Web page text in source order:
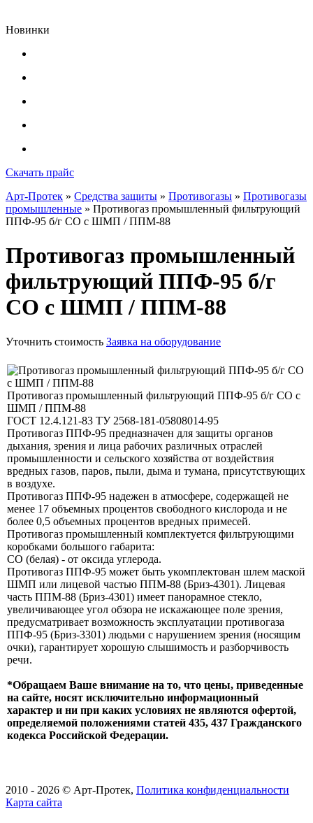
Новинки
Скачать прайс
Арт-Протек » Средства защиты » Противогазы » Противогазы
промышленные » Противогаз промышленный фильтрующий
ППФ-95 б/г СО с ШМП / ППМ-88
Противогаз промышленный
фильтрующий ППФ-95 б/г
СО с ШМП / ППМ-88
Уточнить стоимость Заявка на оборудование
Противогаз промышленный фильтрующий ППФ-95 б/г СО с
ШМП / ППМ-88
ГОСТ 12.4.121-83 ТУ 2568-181-05808014-95
Противогаз ППФ-95 предназначен для защиты органов
дыхания, зрения и лица рабочих различных отраслей
промышленности и сельского хозяйства от воздействия
вредных газов, паров, пыли, дыма и тумана, присутствующих
в воздухе.
Противогаз ППФ-95 надежен в атмосфере, содержащей не
менее 17 объемных процентов свободного кислорода и не
более 0,5 объемных процентов вредных примесей.
Противогаз промышленный комплектуется фильтрующими
коробками большого габарита:
СО (белая) - от оксида углерода.
Противогаз ППФ-95 может быть укомплектован шлем маской
ШМП или лицевой частью ППМ-88 (Бриз-4301). Лицевая
часть ППМ-88 (Бриз-4301) имеет панорамное стекло,
увеличивающее угол обзора не искажающее поле зрения,
предусматривает возможность эксплуатации противогаза
ППФ-95 (Бриз-3301) людьми с нарушением зрения (носящим
очки), гарантирует хорошую слышимость и разборчивость
речи.
*Обращаем Ваше внимание на то, что цены, приведенные
на сайте, носят исключительно информационный
характер и ни при каких условиях не являются офертой,
определяемой положениями статей 435, 437 Гражданского
кодекса Российской Федерации.
2010 - 2026 © Арт-Протек, Политика конфиденциальности
Карта сайта